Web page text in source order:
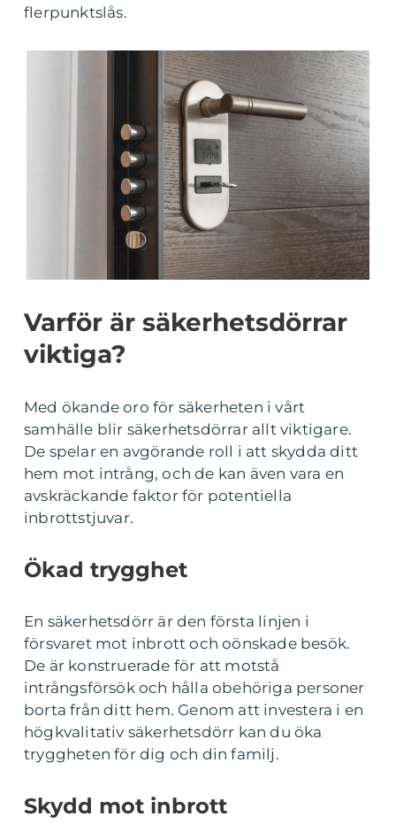
flerpunktslås.
Varför är säkerhetsdörrar
viktiga?
Med ökande oro för säkerheten i vårt
samhälle blir säkerhetsdörrar allt viktigare.
De spelar en avgörande roll i att skydda ditt
hem mot intrång, och de kan även vara en
avskräckande faktor för potentiella
inbrottstjuvar.
Ökad trygghet
En säkerhetsdörr är den första linjen i
försvaret mot inbrott och oönskade besök.
De är konstruerade för att motstå
intrångsförsök och hålla obehöriga personer
borta från ditt hem. Genom att investera i en
högkvalitativ säkerhetsdörr kan du öka
tryggheten för dig och din familj.
Skydd mot inbrott